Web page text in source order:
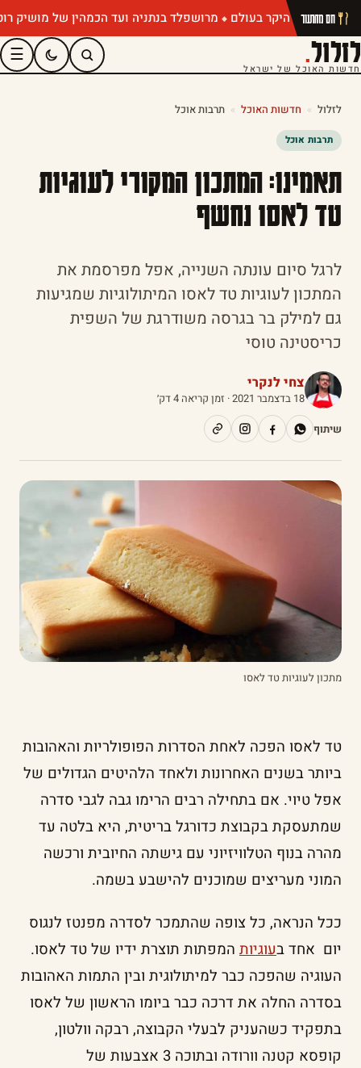
מרושפלד בנתניה ועד הכמהין של מושיק רוט: חם מהתנור
לזלול.
חדשות האוכל של ישראל
☰
לזלול » חדשות האוכל » תרבות אוכל
תרבות אוכל
תאמינו: המתכון המקורי לעוגיות
טד לאסו נחשף
לרגל סיום עונתה השנייה, אפל מפרסמת את
המתכון לעוגיות טד לאסו המיתולוגיות שמגיעות
גם למילק בר בגרסה משודרגת של השפית
כריסטינה טוסי
צחי לנקרי
18 בדצמבר 2021
· זמן קריאה 4 דק׳
שיתוף
מתכון לעוגיות טד לאסו
טד לאסו הפכה לאחת הסדרות הפופולריות והאהובות
ביותר בשנים האחרונות ולאחד הלהיטים הגדולים של
אפל טיוי. אם בתחילה רבים הרימו גבה לגבי סדרה
שמתעסקת בקבוצת כדורגל בריטית, היא בלטה עד
מהרה בנוף הטלוויזיוני עם גישתה החיובית ורכשה
המוני מעריצים שמוכנים להישבע בשמה.
ככל הנראה, כל צופה שהתמכר לסדרה מפנטז לנגוס
יום אחד בעוגיות המפתות תוצרת ידיו של טד לאסו.
העוגיה שהפכה כבר למיתולוגית ובין התמות האהובות
בסדרה החלה את דרכה כבר ביומו הראשון של לאסו
בתפקיד כשהעניק לבעלי הקבוצה, רבקה וולטון,
קופסא קטנה וורודה ובתוכה 3 אצבעות של